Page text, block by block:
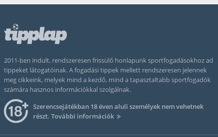
2011-ben indult, rendszeresen frissülő honlapunk sportfogadásokhoz ad
tippeket látogatóinak. A fogadási tippek mellett rendszeresen jelennek
meg cikkeink, melyek mind a kezdő, mind a tapasztaltabb sportfogadók
számára hasznos információkkal szolgálnak.
Szerencsejátékban 18 éven aluli személyek nem vehetnek
részt. További információk